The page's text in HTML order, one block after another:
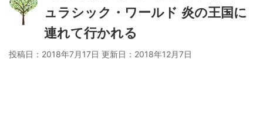
ュラシック・ワールド 炎の王国に
連れて行かれる
投稿日：2018年7月17日 更新日： 2018年12月7日